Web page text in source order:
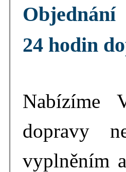
Objednání
24 hodin
Nabízíme
dopravy
vyplněním